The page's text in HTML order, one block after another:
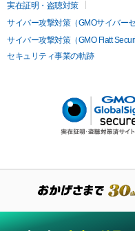
実在証明・盗聴対策
サイバー攻撃対策（GMOサイバー
サイバー攻撃対策（GMO Flatt
セキュリティ事業の軌跡